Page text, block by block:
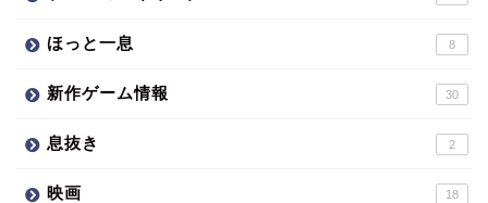
ほっと一息 8
新作ゲーム情報 30
息抜き 2
映画 18